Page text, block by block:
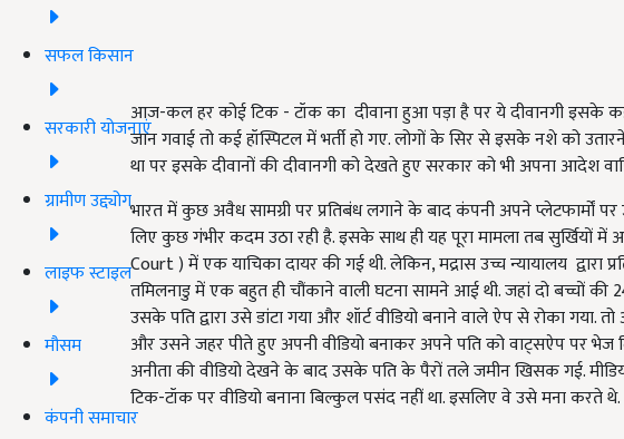
सफल किसान
सरकारी योजनाएं
ग्रामीण उद्द्योग
लाइफ स्टाइल
मौसम
कंपनी समाचार
आज-कल हर कोई टिक - टॉक का दीवाना हुआ पड़ा है पर ये दीवानगी इसके
जान गवाई तो कई हॉस्पिटल में भर्ती हो गए. लोगों के सिर से इसके नशे को
था पर इसके दीवानों की दीवानगी को देखते हुए सरकार को भी अपना आदेश
भारत में कुछ अवैध सामग्री पर प्रतिबंध लगाने के बाद कंपनी अपने प्लेटफार्मों
लिए कुछ गंभीर कदम उठा रही है. इसके साथ ही यह पूरा मामला तब सुर्खियों में
Court ) में एक याचिका दायर की गई थी. लेकिन, मद्रास उच्च न्यायालय
तमिलनाडु में एक बहुत ही चौंकाने वाली घटना सामने आई थी. जहां दो बच्चों
उसके पति द्वारा उसे डांटा गया और शॉर्ट वीडियो बनाने वाले ऐप से रोका
और उसने जहर पीते हुए अपनी वीडियो बनाकर अपने पति को वाट्सऐप पर भेज
अनीता की वीडियो देखने के बाद उसके पति के पैरों तले जमीन खिसक गई.
टिक-टॉक पर वीडियो बनाना बिल्कुल पसंद नहीं था. इसलिए वे उसे मना करते थे.